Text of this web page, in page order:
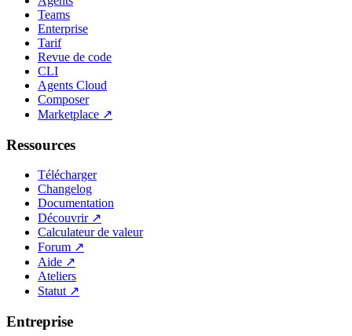
Teams
Enterprise
Tarif
Revue de code
CLI
Agents Cloud
Composer
Marketplace ↗
Ressources
Télécharger
Changelog
Documentation
Découvrir↗
Calculateur de valeur
Forum ↗
Aide ↗
Ateliers
Statut ↗
Entreprise